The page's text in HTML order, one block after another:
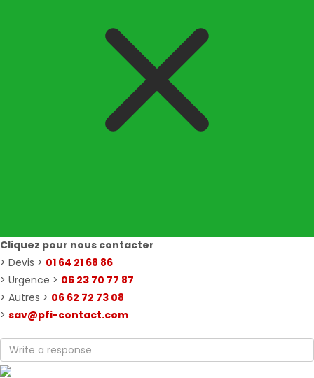
Cliquez pour nous contacter
> Devis > 01 64 21 68 86
> Urgence > 06 23 70 77 87
> Autres > 06 62 72 73 08
> sav@pfi-contact.com